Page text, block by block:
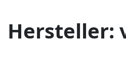
Hersteller: